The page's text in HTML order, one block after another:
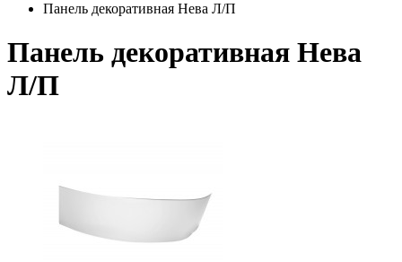
Панель декоративная Нева Л/П
Панель декоративная Нева
Л/П